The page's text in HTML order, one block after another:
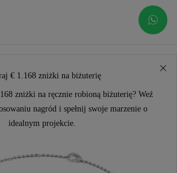
€ 1.168 zniżki na biżuterię
zniżki na ręcznie robioną biżuterię? Weź
nagród i spełnij swoje marzenie o
idealnym projekcie.